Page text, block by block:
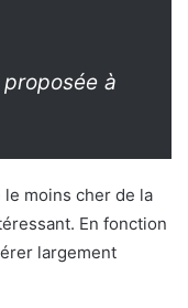
à
le moins cher de la
En fonction
largement